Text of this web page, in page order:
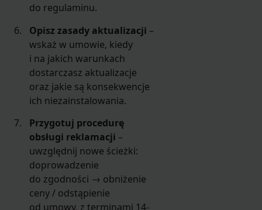
do regulaminu.
Opisz zasady aktualizacji –
wskaż w umowie, kiedy
i na jakich warunkach
dostarczasz aktualizacje
oraz jakie są konsekwencje
ich niezainstalowania.
Przygotuj procedurę
obsługi reklamacji –
uwzględnij nowe ścieżki:
doprowadzenie
do zgodności → obniżenie
ceny / odstąpienie
od umowy, z terminami 14-